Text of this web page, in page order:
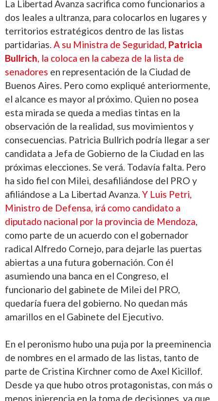
La Libertad Avanza sacrifica como funcionarios a
dos leales a ultranza, para colocarlos en lugares y
territorios estratégicos dentro de las listas
partidarias. A su Ministra de Seguridad, Patricia
Bullrich, la coloca en la cabeza de la lista de
senadores en representación de la Ciudad de
Buenos Aires. Pero como expliqué anteriormente,
el alcance es mayor al próximo. Quien no posea
esta mirada se queda a medias tintas en la
observación de la realidad, sus movimientos y
consecuencias. Patricia Bullrich podría llegar a ser
candidata a Jefa de Gobierno de la Ciudad en las
próximas elecciones. Se verá. Todavía falta. Pero
ha sido fiel con Milei, desafiliándose del PRO y
afiliándose a La Libertad Avanza. Y Luis Petri,
Ministro de Defensa, irá como candidato a
diputado nacional por la provincia de Mendoza,
como parte de un acuerdo con el gobernador
radical Alfredo Cornejo, para dejarle las puertas
abiertas a una futura gobernación. Con él
asumiendo una banca en el Congreso, el
funcionario del gabinete de Milei del PRO,
quedaría fuera del gobierno. No quedan más
amarillos en el Gabinete del Ejecutivo.
En el peronismo hubo una puja por la preeminencia
de nombres en el armado de las listas, tanto de
parte de Cristina Kirchner como de Axel Kicillof.
Desde ya que hubo otros protagonistas, con más o
menos injerencia en la toma de decisiones, ya que